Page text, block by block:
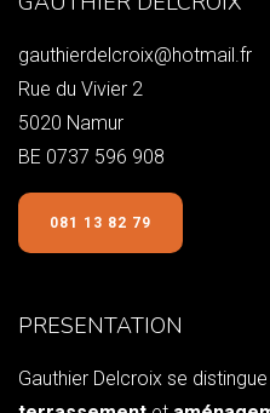
gauthierdelcroix@hotmail.fr
Rue du Vivier 2
5020 Namur
BE 0737 596 908
081 13 82 79
PRESENTATION
Gauthier Delcroix se